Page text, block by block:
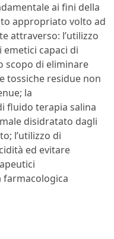
ai fini della
appropriato volto ad
attraverso: l’utilizzo
capaci di
scopo di eliminare
tossiche residue non
la
fluido terapia salina
disidratato dagli
l’utilizzo di
ed evitare
farmacologica